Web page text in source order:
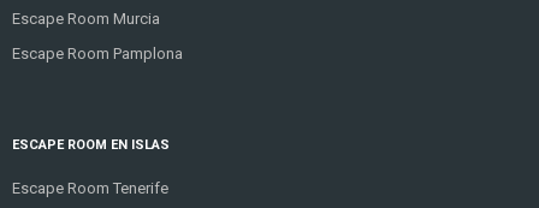
Escape Room Murcia
Escape Room Pamplona
ESCAPE ROOM EN ISLAS
Escape Room Tenerife